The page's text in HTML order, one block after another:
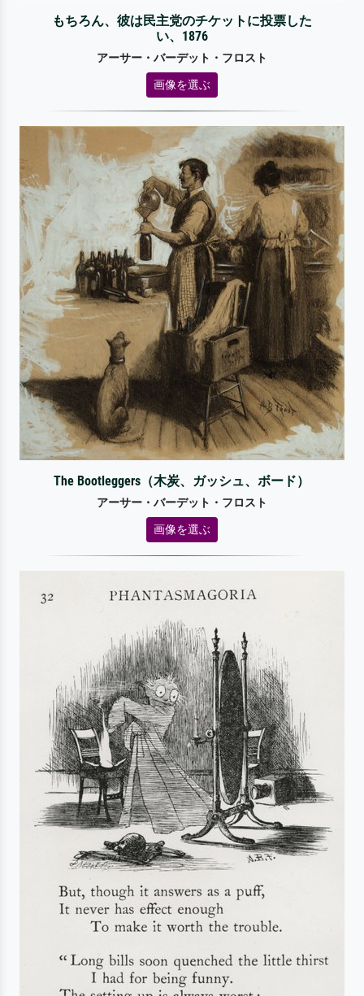
もちろん、彼は民主党のチケットに投票した
い、1876
アーサー・バーデット・フロスト
画像を選ぶ
The Bootleggers（木炭、ガッシュ、ボード）
アーサー・バーデット・フロスト
画像を選ぶ